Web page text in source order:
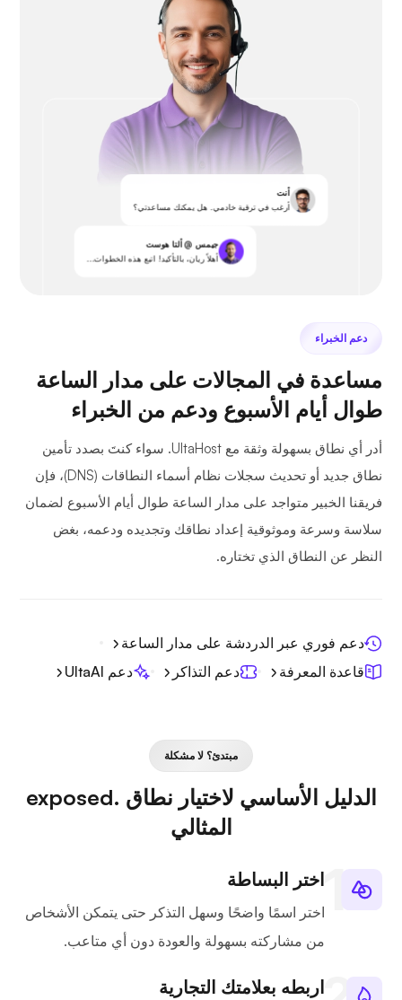
أنت
أرغب في ترقية خادمي. هل يمكنك مساعدتي؟
جيمس @ ألتا هوست
أهلاً ريان، بالتأكيد! اتبع هذه الخطوات...
دعم الخبراء
مساعدة في المجالات على مدار الساعة
طوال أيام الأسبوع ودعم من الخبراء
أدر أي نطاق بسهولة وثقة مع UltaHost. سواء كنتَ بصدد تأمين
نطاق جديد أو تحديث سجلات نظام أسماء النطاقات (DNS)، فإن
فريقنا الخبير متواجد على مدار الساعة طوال أيام الأسبوع لضمان
سلاسة وسرعة وموثوقية إعداد نطاقك وتجديده ودعمه، بغض
النظر عن النطاق الذي تختاره.
دعم فوري عبر الدردشة على مدار الساعة
قاعدة المعرفة
دعم التذاكر دعم UltaAI
مبتدئ؟ لا مشكلة
الدليل الأساسي لاختيار نطاق .exposed
المثالي
اختر البساطة
اختر اسمًا واضحًا وسهل التذكر حتى يتمكن الأشخاص
من مشاركته بسهولة والعودة دون أي متاعب.
اربطه بعلامتك التجارية